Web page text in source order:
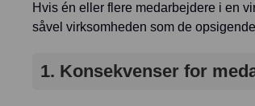
Hvis én eller flere medarbejdere i en
såvel virksomheden som de opsigende
1. Konsekvenser for